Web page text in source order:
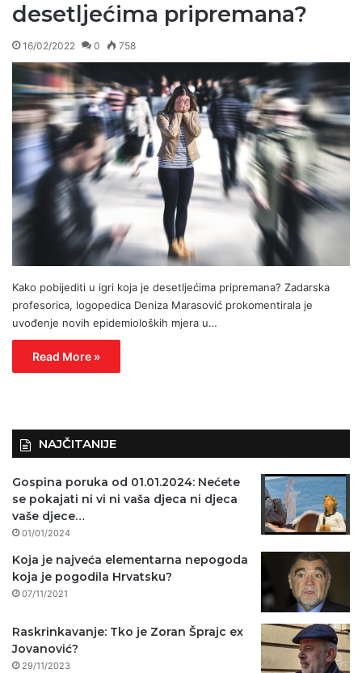
desetljećima pripremana?
16/02/2022 0 758
Kako pobijediti u igri koja je desetljećima pripremana? Zadarska
profesorica, logopedica Deniza Marasović prokomentirala je
uvođenje novih epidemioloških mjera u…
Read More »
NAJČITANIJE
Gospina poruka od 01.01.2024: Nećete
se pokajati ni vi ni vaša djeca ni djeca
vaše djece…
01/01/2024
Koja je najveća elementarna nepogoda
koja je pogodila Hrvatsku?
07/11/2021
Raskrinkavanje: Tko je Zoran Šprajc ex
Jovanović?
29/11/2023